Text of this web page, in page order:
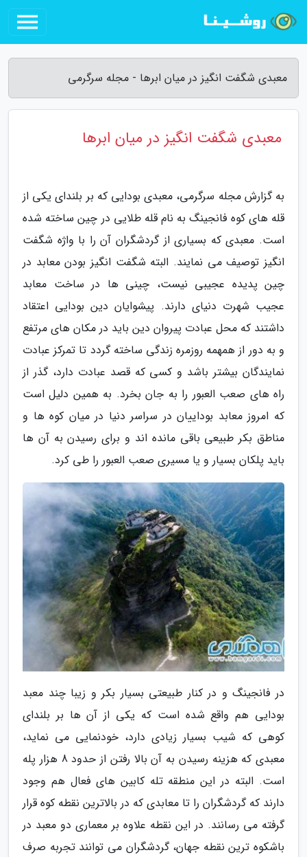
معبدی شگفت انگیز در میان ابرها - مجله سرگرمی
معبدی شگفت انگیز در میان ابرها
به گزارش مجله سرگرمی، معبدی بودایی که بر بلندای یکی از
قله های کوه فانجینگ به نام قله طلایی در چین ساخته شده
است. معبدی که بسیاری از گردشگران آن را با واژه شگفت
انگیز توصیف می نمایند. البته شگفت انگیز بودن معابد در
چین پدیده عجیبی نیست، چینی ها در ساخت معابد
عجیب شهرت دنیای دارند. پیشوایان دین بودایی اعتقاد
داشتند که محل عبادت پیروان دین باید در مکان های مرتفع
و به دور از همهمه روزمره زندگی ساخته گردد تا تمرکز عبادت
نمایندگان بیشتر باشد و کسی که قصد عبادت دارد، گذر از
راه های صعب العبور را به جان بخرد. به همین دلیل است
که امروز معابد بوداییان در سراسر دنیا در میان کوه ها و
مناطق بکر طبیعی باقی مانده اند و برای رسیدن به آن ها
باید پلکان بسیار و یا مسیری صعب العبور را طی کرد.
در فانجینگ و در کنار طبیعتی بسیار بکر و زیبا چند معبد
بودایی هم واقع شده است که یکی از آن ها بر بلندای
کوهی که شیب بسیار زیادی دارد، خودنمایی می نماید،
معبدی که هزینه رسیدن به آن بالا رفتن از حدود 8 هزار پله
است. البته در این منطقه تله کابین های فعال هم وجود
دارند که گردشگران را تا معابدی که در بالاترین نقطه کوه قرار
گرفته می رسانند. در این نقطه علاوه بر معماری دو معبد در
باشکوه ترین نقطه جهان، گردشگران می توانند تجربه صرف